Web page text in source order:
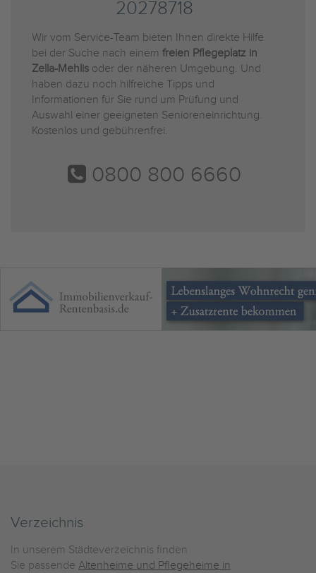
20278718
Wir vom Service-Team bieten Ihnen direkte Hilfe
bei der Suche nach einem freien Pflegeplatz in
Zella-Mehlis oder der näheren Umgebung. Und
haben dazu noch hilfreiche Tipps und
Informationen für Sie rund um Prüfung und
Auswahl einer geeigneten Senioreneinrichtung.
Kostenlos und gebührenfrei.
0800 800 6660
Verzeichnis
In unserem Städteverzeichnis finden
Sie passende Altenheime und Pflegeheime in